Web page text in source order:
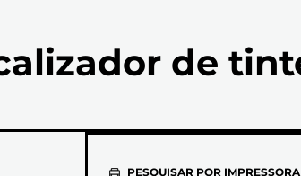
de
PESQUISAR POR IMPRESSORA